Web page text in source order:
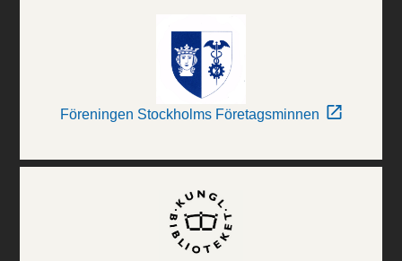
Föreningen Stockholms Företagsminnen